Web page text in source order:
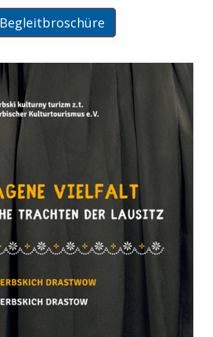
Begleitbroschüre